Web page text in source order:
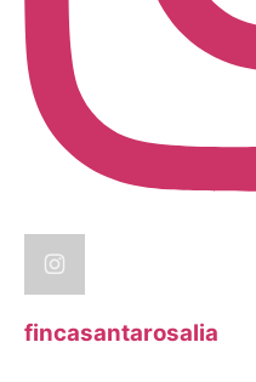
fincasantarosalia